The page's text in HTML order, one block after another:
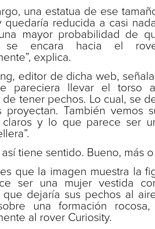
una estatua de ese
quedaría reducida a casi
mayor probabilidad de
se encara hacia el
explica.
editor de dicha web,
pareciera llevar el torso
de tener pechos. Lo cual, se
proyectan. También vemos
claros y lo que parece ser
tiene sentido. Bueno, más
que la imagen muestra la
ser una mujer vestida
que dejaría sus pechos al
una formación rocosa,
al rover Curiosity.